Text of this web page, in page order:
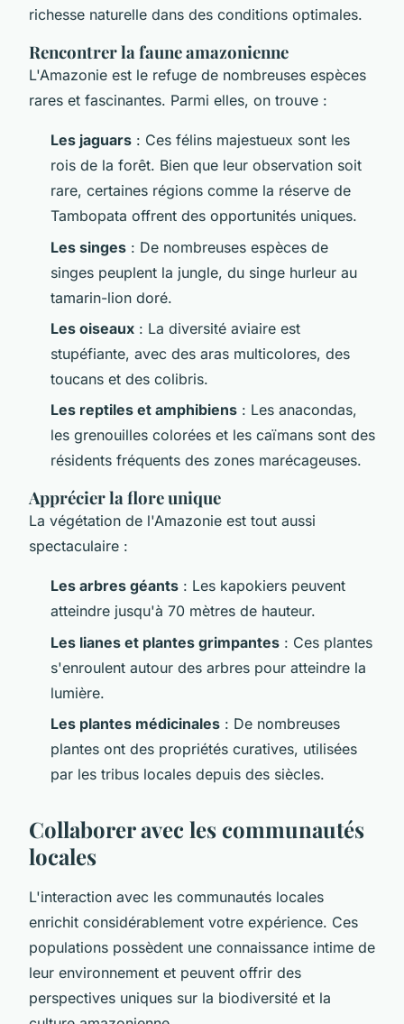
richesse naturelle dans des conditions optimales.
Rencontrer la faune amazonienne
L'Amazonie est le refuge de nombreuses espèces
rares et fascinantes. Parmi elles, on trouve :
Les jaguars : Ces félins majestueux sont les
rois de la forêt. Bien que leur observation soit
rare, certaines régions comme la réserve de
Tambopata offrent des opportunités uniques.
Les singes : De nombreuses espèces de
singes peuplent la jungle, du singe hurleur au
tamarin-lion doré.
Les oiseaux : La diversité aviaire est
stupéfiante, avec des aras multicolores, des
toucans et des colibris.
Les reptiles et amphibiens : Les anacondas,
les grenouilles colorées et les caïmans sont des
résidents fréquents des zones marécageuses.
Apprécier la flore unique
La végétation de l'Amazonie est tout aussi
spectaculaire :
Les arbres géants : Les kapokiers peuvent
atteindre jusqu'à 70 mètres de hauteur.
Les lianes et plantes grimpantes : Ces plantes
s'enroulent autour des arbres pour atteindre la
lumière.
Les plantes médicinales : De nombreuses
plantes ont des propriétés curatives, utilisées
par les tribus locales depuis des siècles.
Collaborer avec les communautés
locales
L'interaction avec les communautés locales
enrichit considérablement votre expérience. Ces
populations possèdent une connaissance intime de
leur environnement et peuvent offrir des
perspectives uniques sur la biodiversité et la